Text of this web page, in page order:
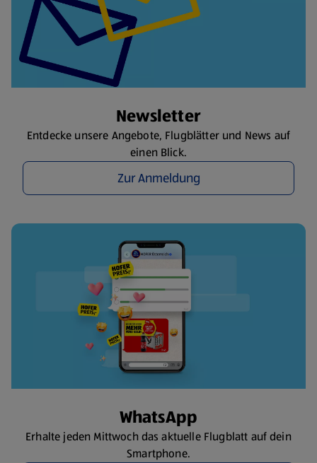
Newsletter
Entdecke unsere Angebote, Flugblätter und News auf
einen Blick.
Zur Anmeldung
WhatsApp
Erhalte jeden Mittwoch das aktuelle Flugblatt auf dein
Smartphone.